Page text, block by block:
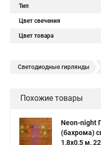
Тип
Цвет свечения
Цвет товара
Светодиодные гирлянды
Электрическая гирлянда
Похожие товары
Neon-night
(бахрома)
1,8х0,5 м,